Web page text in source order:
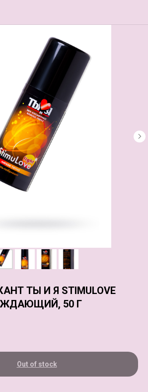
ТЫ И Я STIMULOVE
50 Г
Out of stock